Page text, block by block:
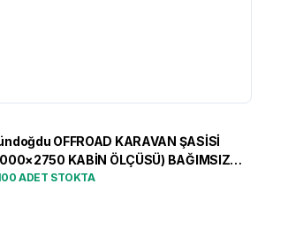
OFFROAD KARAVAN ŞASİSİ
KABİN ÖLÇÜSÜ) BAĞIMSIZ
ADET STOKTA